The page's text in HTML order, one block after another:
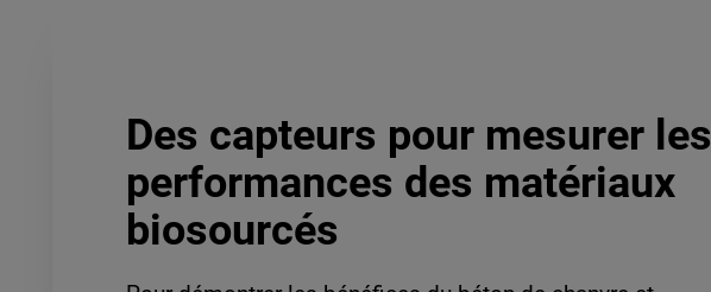
Des capteurs pour mesurer les
performances des matériaux
biosourcés